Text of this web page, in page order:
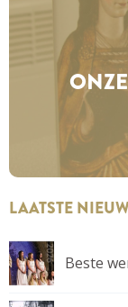
LAATSTE
Beste